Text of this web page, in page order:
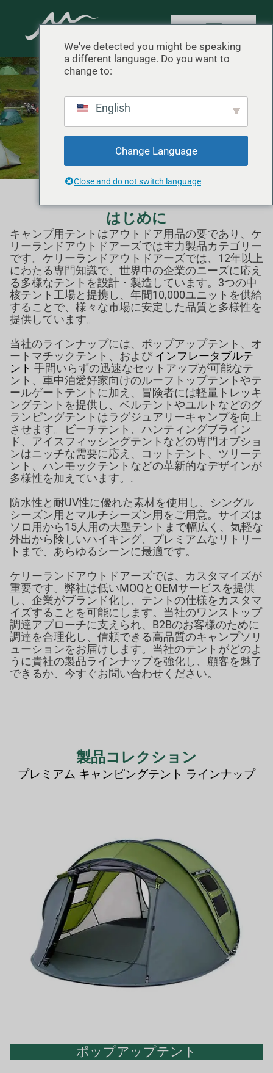
キャンプ用テント
製品
はじめに
キャンプ用テントはアウトドア用品の要であり、ケ
リーランドアウトドアーズでは主力製品カテゴリー
です。ケリーランドアウトドアーズでは、12年以上
にわたる専門知識で、世界中の企業のニーズに応え
る多様なテントを設計・製造しています。3つの中
核テント工場と提携し、年間10,000ユニットを供給
することで、様々な市場に安定した品質と多様性を
提供しています。
当社のラインナップには、ポップアップテント、オ
ートマチックテント、および インフレータブルテ
ント 手間いらずの迅速なセットアップが可能なテ
ント、車中泊愛好家向けのルーフトップテントやテ
ールゲートテントに加え、冒険者には軽量トレッキ
ングテントを提供し、ベルテントやユルトなどのグ
ランピングテントはラグジュアリーキャンプを向上
させます。ビーチテント、ハンティングブライン
ド、アイスフィッシングテントなどの専門オプショ
ンはニッチな需要に応え、コットテント、ツリーテ
ント、ハンモックテントなどの革新的なデザインが
多様性を加えています。.
防水性と耐UV性に優れた素材を使用し、シングル
シーズン用とマルチシーズン用をご用意。サイズは
ソロ用から15人用の大型テントまで幅広く、気軽な
外出から険しいハイキング、プレミアムなリトリー
トまで、あらゆるシーンに最適です。
ケリーランドアウトドアーズでは、カスタマイズが
重要です。弊社は低いMOQとOEMサービスを提供
し、企業がブランド化し、テントの仕様をカスタマ
イズすることを可能にします。当社のワンストップ
調達アプローチに支えられ、B2Bのお客様のために
調達を合理化し、信頼できる高品質のキャンプソリ
ューションをお届けします。当社のテントがどのよ
うに貴社の製品ラインナップを強化し、顧客を魅了
できるか、今すぐお問い合わせください。
製品コレクション
プレミアム キャンピングテント ラインナップ
ポップアップテント
We've detected you might be speaking
a different language. Do you want to
change to:
English
Change Language
Close and do not switch language